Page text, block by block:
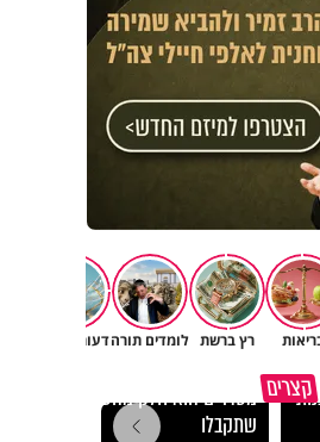
רץ ברשת לומדים תורהדעות וטורים
קצרים מסדרים הוא חלק מהשפע
שתקבלו